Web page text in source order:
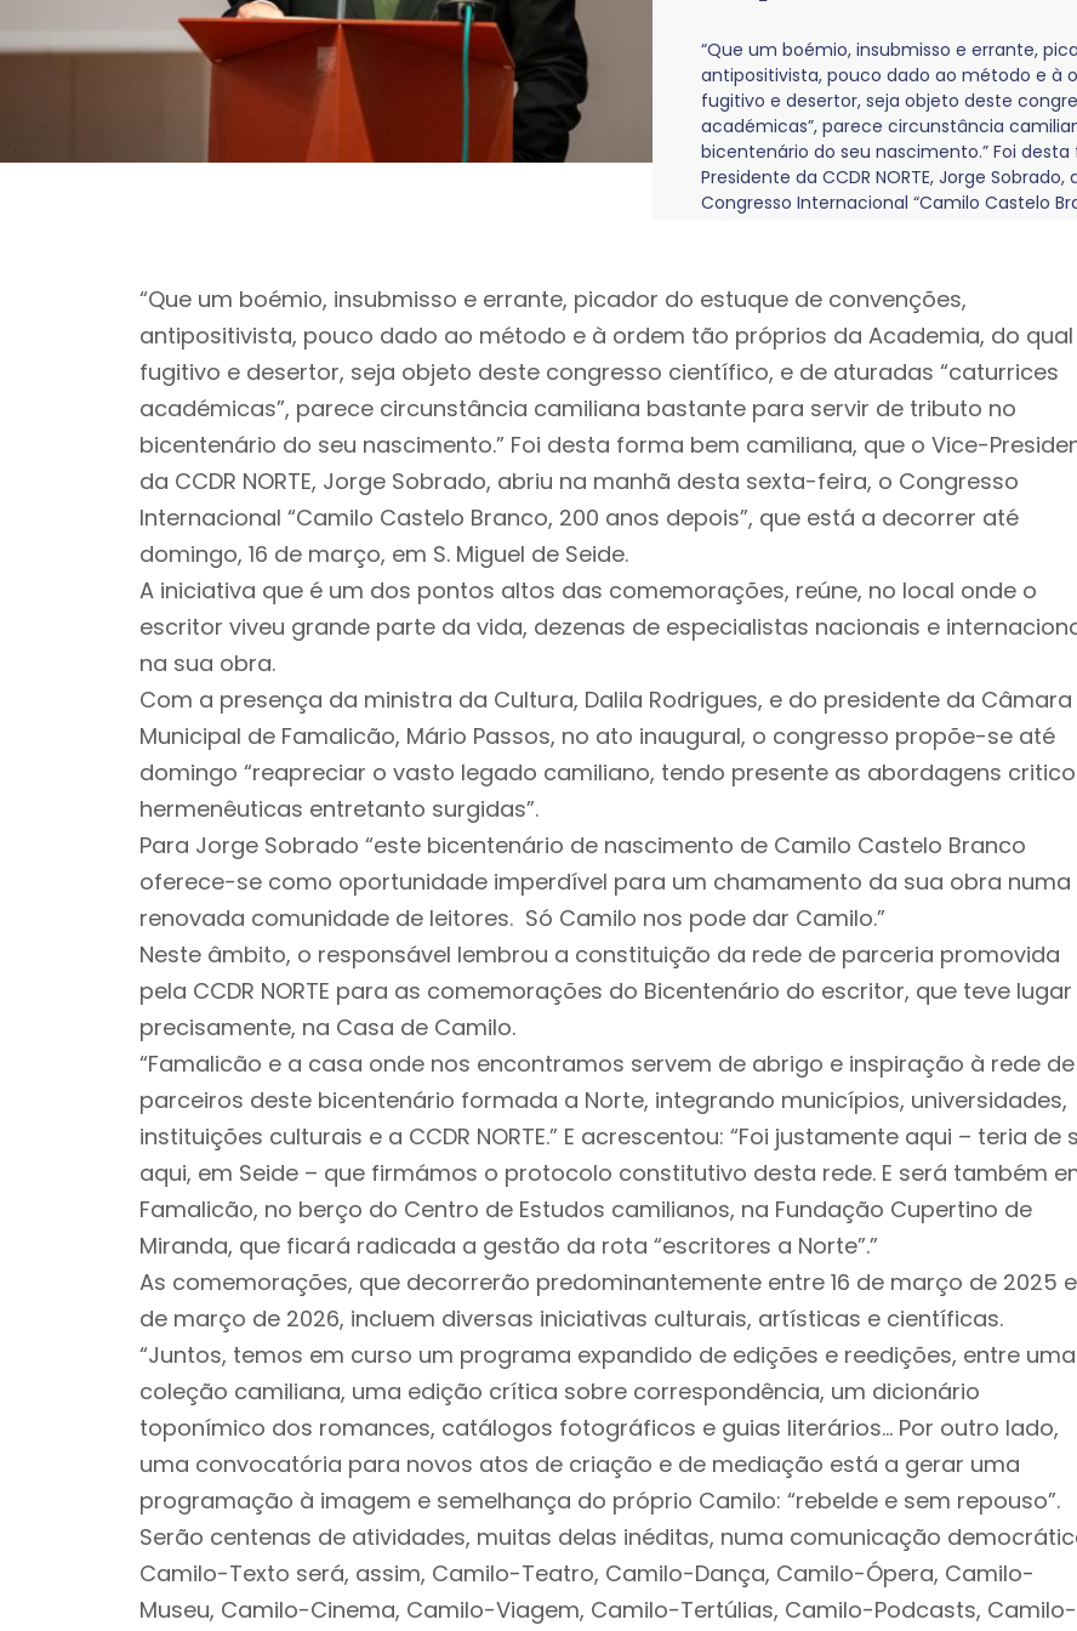
“Que um boémio, insubmisso e errante,
antipositivista, pouco dado ao método e à
fugitivo e desertor, seja objeto deste
académicas”, parece circunstância
bicentenário do seu nascimento.” Foi
Presidente da CCDR NORTE, Jorge
Congresso Internacional “Camilo Castelo
“Que um boémio, insubmisso e errante, picador do estuque de convenções,
antipositivista, pouco dado ao método e à ordem tão próprios da Academia, do
fugitivo e desertor, seja objeto deste congresso científico, e de aturadas “caturrices
académicas”, parece circunstância camiliana bastante para servir de tributo no
bicentenário do seu nascimento.” Foi desta forma bem camiliana, que o Vice-
da CCDR NORTE, Jorge Sobrado, abriu na manhã desta sexta-feira, o Congresso
Internacional “Camilo Castelo Branco, 200 anos depois”, que está a decorrer até
domingo, 16 de março, em S. Miguel de Seide.
A iniciativa que é um dos pontos altos das comemorações, reúne, no local onde o
escritor viveu grande parte da vida, dezenas de especialistas nacionais e
na sua obra.
Com a presença da ministra da Cultura, Dalila Rodrigues, e do presidente da Câmara
Municipal de Famalicão, Mário Passos, no ato inaugural, o congresso propõe-se até
domingo “reapreciar o vasto legado camiliano, tendo presente as abordagens
hermenêuticas entretanto surgidas”.
Para Jorge Sobrado “este bicentenário de nascimento de Camilo Castelo Branco
oferece-se como oportunidade imperdível para um chamamento da sua obra numa
renovada comunidade de leitores. Só Camilo nos pode dar Camilo.”
Neste âmbito, o responsável lembrou a constituição da rede de parceria promovida
pela CCDR NORTE para as comemorações do Bicentenário do escritor, que teve lugar
precisamente, na Casa de Camilo.
“Famalicão e a casa onde nos encontramos servem de abrigo e inspiração à rede
parceiros deste bicentenário formada a Norte, integrando municípios, universidades,
instituições culturais e a CCDR NORTE.” E acrescentou: “Foi justamente aqui – teria de
aqui, em Seide – que firmámos o protocolo constitutivo desta rede. E será também
Famalicão, no berço do Centro de Estudos camilianos, na Fundação Cupertino de
Miranda, que ficará radicada a gestão da rota “escritores a Norte”.”
As comemorações, que decorrerão predominantemente entre 16 de março de 2025 e
de março de 2026, incluem diversas iniciativas culturais, artísticas e científicas.
“Juntos, temos em curso um programa expandido de edições e reedições, entre uma
coleção camiliana, uma edição crítica sobre correspondência, um dicionário
toponímico dos romances, catálogos fotográficos e guias literários… Por outro lado,
uma convocatória para novos atos de criação e de mediação está a gerar uma
programação à imagem e semelhança do próprio Camilo: “rebelde e sem repouso”.
Serão centenas de atividades, muitas delas inéditas, numa comunicação
Camilo-Texto será, assim, Camilo-Teatro, Camilo-Dança, Camilo-Ópera, Camilo-
Museu, Camilo-Cinema, Camilo-Viagem, Camilo-Tertúlias, Camilo-Podcasts, Camilo-